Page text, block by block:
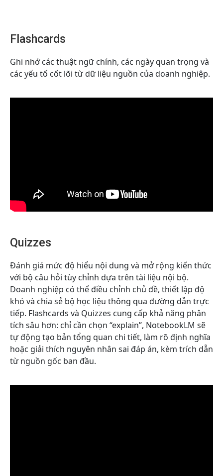
Flashcards
Ghi nhớ các thuật ngữ chính, các ngày quan trọng và
các yếu tố cốt lõi từ dữ liệu nguồn của doanh nghiệp.
Quizzes
Đánh giá mức độ hiểu nội dung và mở rộng kiến thức
với bộ câu hỏi tùy chỉnh dựa trên tài liệu nội bộ.
Doanh nghiệp có thể điều chỉnh chủ đề, thiết lập độ
khó và chia sẻ bộ học liệu thông qua đường dẫn trực
tiếp. Flashcards và Quizzes cung cấp khả năng phân
tích sâu hơn: chỉ cần chọn “explain”, NotebookLM sẽ
tự động tạo bản tổng quan chi tiết, làm rõ định nghĩa
hoặc giải thích nguyên nhân sai đáp án, kèm trích dẫn
từ nguồn gốc ban đầu.